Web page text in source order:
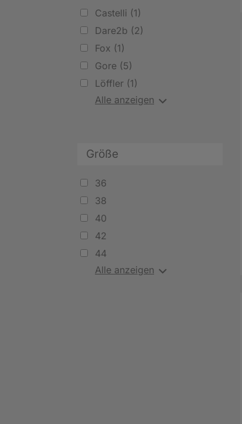
Castelli (1)
Dare2b (2)
Fox (1)
Gore (5)
Löffler (1)
Alle anzeigen
Größe
36
38
40
42
44
Alle anzeigen